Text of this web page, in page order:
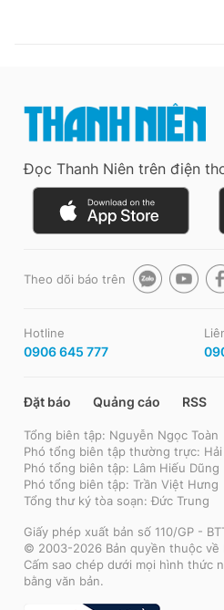
Đọc Thanh Niên trên điện
Theo dõi báo trên
Hotline
0906 645 777
Đặt báo Quảng cáo RSS
Tổng biên tập: Nguyễn Ngọc Toàn
Phó tổng biên tập thường trực: Hải
Phó tổng biên tập: Lâm Hiếu Dũng
Phó tổng biên tập: Trần Việt Hưng
Tổng thư ký tòa soạn: Đức Trung
Giấy phép xuất bản số 110/GP -
© 2003-2026 Bản quyền thuộc về
Cấm sao chép dưới mọi hình thức
bằng văn bản.